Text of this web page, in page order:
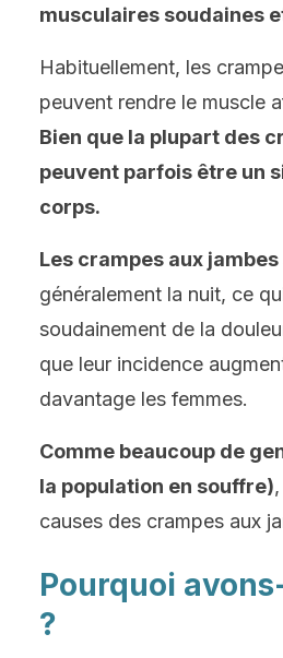
musculaires soudaines
Habituellement, les
peuvent rendre le muscle
Bien que la plupart des
peuvent parfois être un
corps.
Les crampes aux
généralement la nuit, ce
soudainement de la
que leur incidence
davantage les femmes.
Comme beaucoup de
la population en souffre)
causes des crampes aux
Pourquoi
?